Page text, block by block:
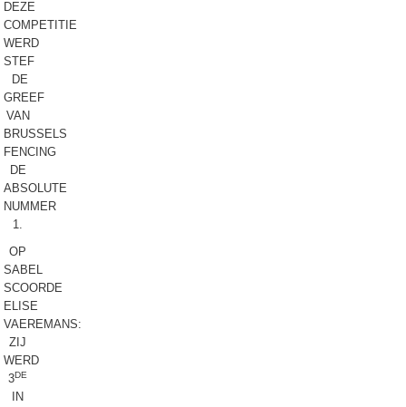
DEZE
COMPETITIE
WERD
STEF
DE
GREEF
VAN
BRUSSELS
FENCING
DE
ABSOLUTE
NUMMER
1.
OP
SABEL
SCOORDE
ELISE
VAEREMANS:
ZIJ
WERD
3DE
IN